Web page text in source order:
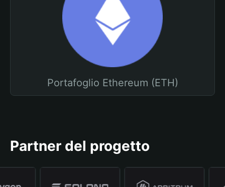
Portafoglio Ethereum (ETH)
Partner del progetto